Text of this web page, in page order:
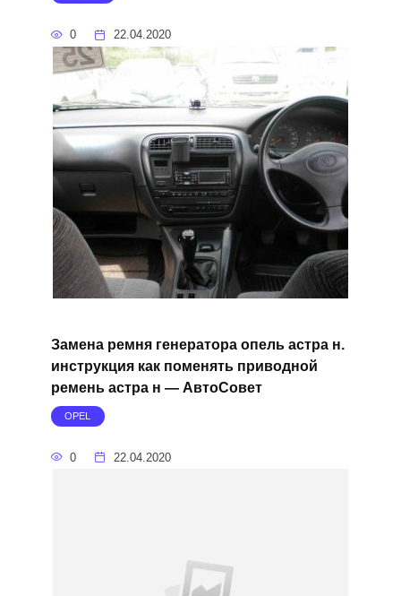
0 22.04.2020
Замена ремня генератора опель астра н.
инструкция как поменять приводной
ремень астра н — АвтоСовет
OPEL
0 22.04.2020